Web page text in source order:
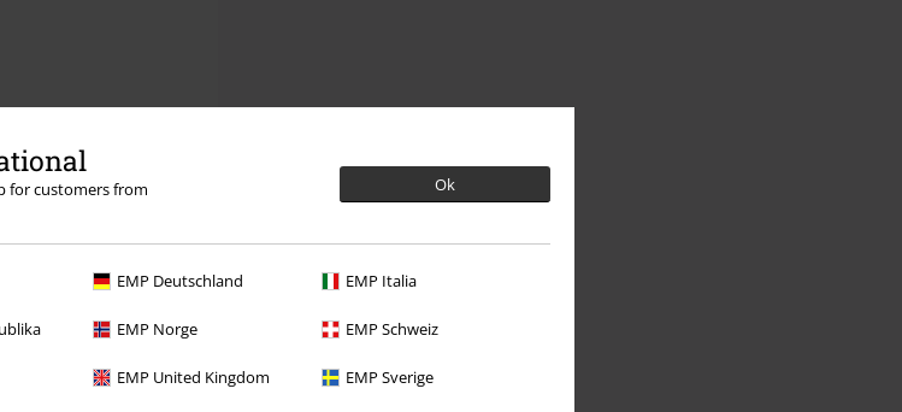
for customers from
Ok
EMP Deutschland EMP Italia
EMP Norge EMP Schweiz
EMP United Kingdom EMP Sverige